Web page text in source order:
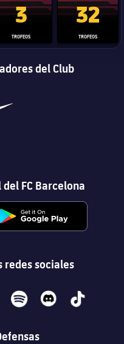
3
TROFEOS
32
TROFEOS
del Club
FC Barcelona
redes sociales
spotify discord tiktok